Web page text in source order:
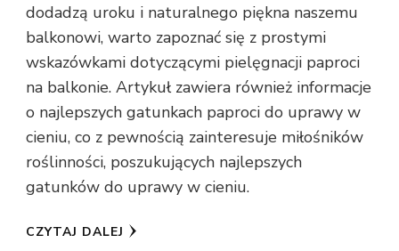
dodadzą uroku i naturalnego piękna naszemu
balkonowi, warto zapoznać się z prostymi
wskazówkami dotyczącymi pielęgnacji paproci
na balkonie. Artykuł zawiera również informacje
o najlepszych gatunkach paproci do uprawy w
cieniu, co z pewnością zainteresuje miłośników
roślinności, poszukujących najlepszych
gatunków do uprawy w cieniu.
CZYTAJ DALEJ